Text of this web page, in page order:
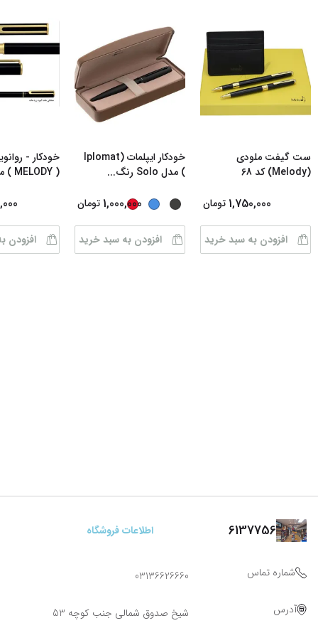
ست گیفت ملودی
(Melody) کد 68
1,750,000 تومان
افزودن به سبد خرید
خودکار ایپلمات (Iplomat
) مدل Solo رنگ
...
1,000,000 تومان
افزودن به سبد خرید
خودکار -
( MELODY ) مدل
افزودن
6137756 اطلاعات فروشگاه
شماره تماس 03136626660
آدرس شیخ صدوق شمالی جنب کوچه 53